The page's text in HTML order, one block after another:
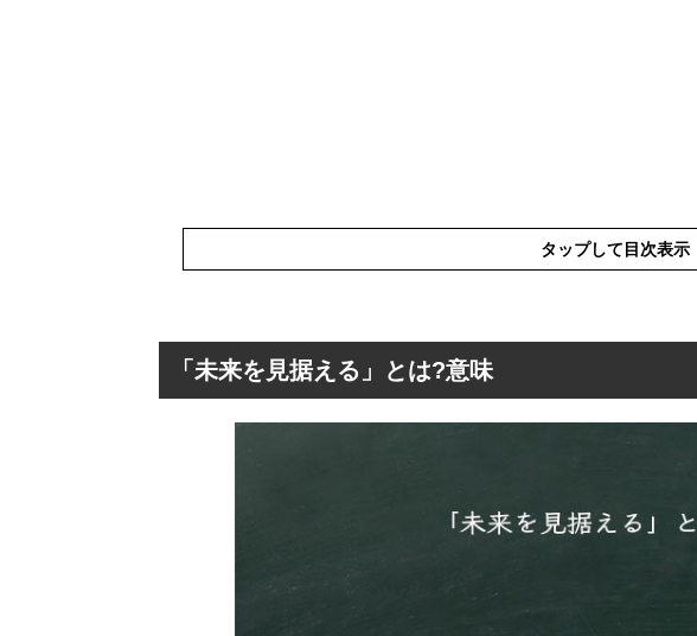
タップして目次表示
「未来を見据える」の表現の使い方
「未来を見据える」の英語と解釈
「未来を見据える」とは?意味